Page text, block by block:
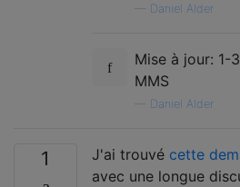
Daniel Alder
Mise à jour: 1-
MMS
Daniel Alder
1 J'ai trouvé cette
avec une longue